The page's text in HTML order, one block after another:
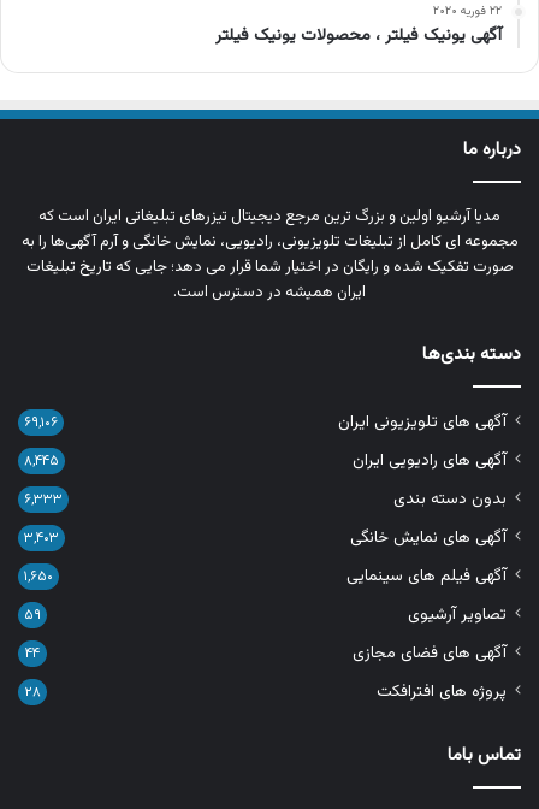
۲۲ فوریه ۲۰۲۰
آگهی یونیک فیلتر ، محصولات یونیک فیلتر
درباره ما
مدیا آرشیو اولین و بزرگ‌ ترین مرجع دیجیتال تیزرهای تبلیغاتی ایران است که
مجموعه‌ ای کامل از تبلیغات تلویزیونی، رادیویی، نمایش خانگی و آرم‌ آگهی‌ها را به‌
صورت تفکیک‌ شده و رایگان در اختیار شما قرار می‌ دهد؛ جایی که تاریخ تبلیغات
ایران همیشه در دسترس است.
دسته بندی‌ها
آگهی های تلویزیونی ایران ۶۹,۱۰۶
آگهی های رادیویی ایران ۸,۴۴۵
بدون دسته بندی ۶,۳۳۳
آگهی های نمایش خانگی ۳,۴۰۳
آگهی فیلم های سینمایی ۱,۶۵۰
تصاویر آرشیوی ۵۹
آگهی های فضای مجازی ۴۴
پروژه های افترافکت ۲۸
تماس باما